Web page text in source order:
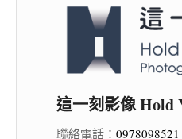
這一刻影像 Hold
聯絡電話： 0978098521